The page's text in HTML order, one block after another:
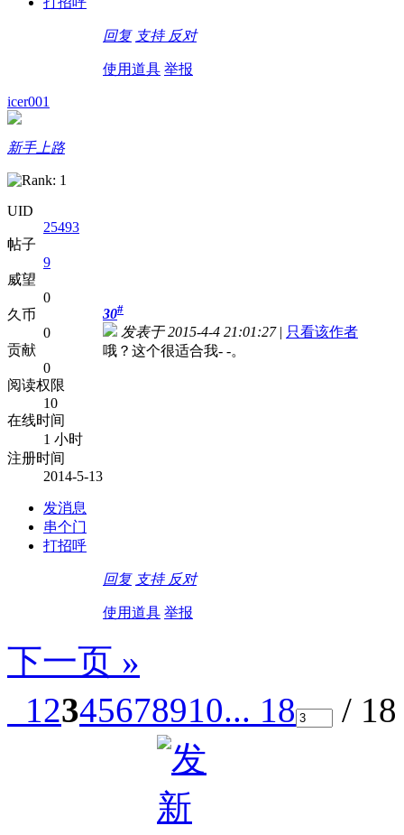
回复 支持 反对
使用道具 举报
icer001
新手上路
UID
25493
帖子
9
威望
0
久币
0
贡献
0
阅读权限
10
在线时间
1 小时
注册时间
2014-5-13
发消息
串个门
打招呼
30#
发表于 2015-4-4 21:01:27 | 只看该作者
哦？这个很适合我- -。
回复 支持 反对
使用道具 举报
下一页 »
12345678910... 18 /